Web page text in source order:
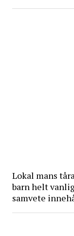
Lokal mans
barn helt
samvete